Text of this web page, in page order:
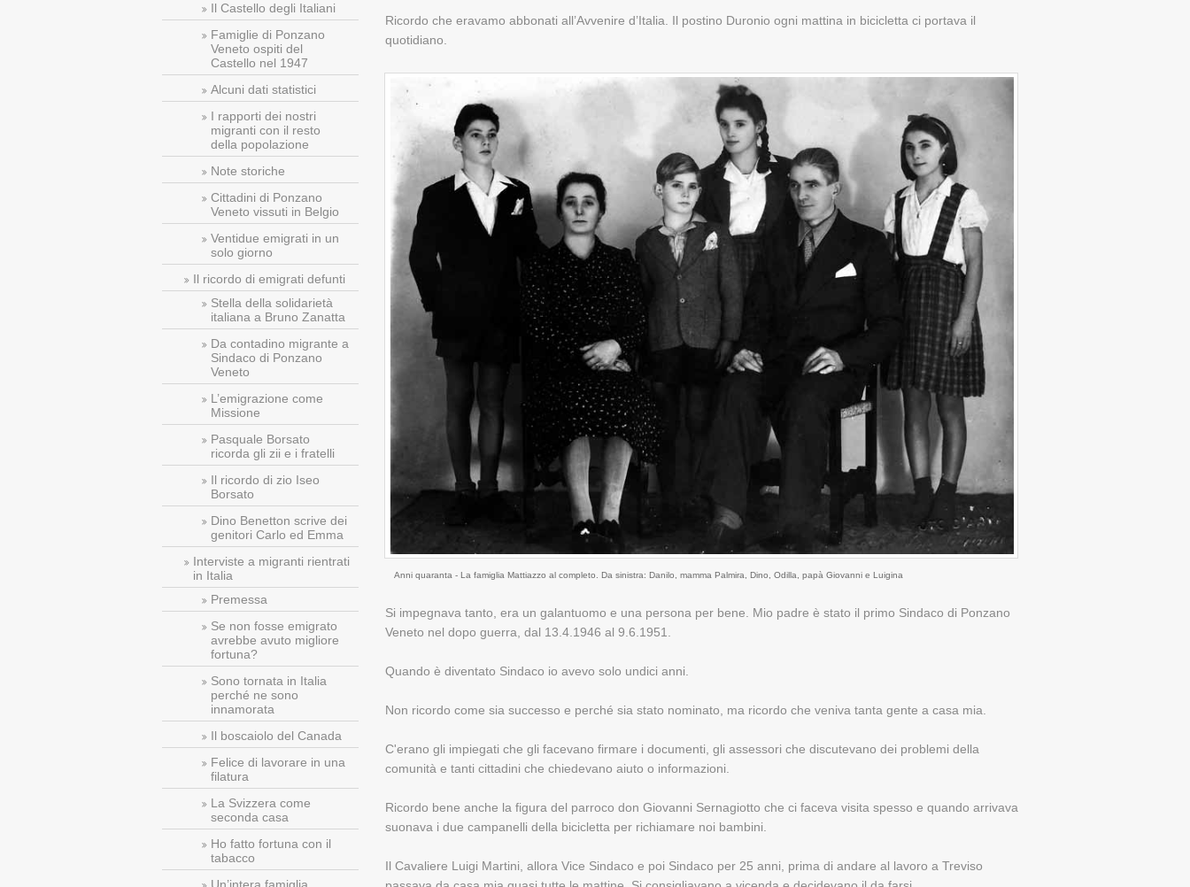
Il Castello degli Italiani
Famiglie di Ponzano
Veneto ospiti del
Castello nel 1947
Alcuni dati statistici
I rapporti dei nostri
migranti con il resto
della popolazione
Note storiche
Cittadini di Ponzano
Veneto vissuti in Belgio
Ventidue emigrati in un
solo giorno
Il ricordo di emigrati defunti
Stella della solidarietà
italiana a Bruno Zanatta
Da contadino migrante a
Sindaco di Ponzano
Veneto
L’emigrazione come
Missione
Pasquale Borsato
ricorda gli zii e i fratelli
Il ricordo di zio Iseo
Borsato
Dino Benetton scrive dei
genitori Carlo ed Emma
Interviste a migranti rientrati
in Italia
Premessa
Se non fosse emigrato
avrebbe avuto migliore
fortuna?
Sono tornata in Italia
perché ne sono
innamorata
Il boscaiolo del Canada
Felice di lavorare in una
filatura
La Svizzera come
seconda casa
Ho fatto fortuna con il
tabacco
Ricordo che eravamo abbonati all’Avvenire d’Italia. Il postino Duronio ogni mattina in bicicletta ci portava il
quotidiano.
Anni quaranta - La famiglia Mattiazzo al completo. Da sinistra: Danilo, mamma Palmira, Dino, Odilla, papà Giovanni e Luigina
Si impegnava tanto, era un galantuomo e una persona per bene. Mio padre è stato il primo Sindaco di Ponzano
Veneto nel dopo guerra, dal 13.4.1946 al 9.6.1951.
Quando è diventato Sindaco io avevo solo undici anni.
Non ricordo come sia successo e perché sia stato nominato, ma ricordo che veniva tanta gente a casa mia.
C'erano gli impiegati che gli facevano firmare i documenti, gli assessori che discutevano dei problemi della
comunità e tanti cittadini che chiedevano aiuto o informazioni.
Ricordo bene anche la figura del parroco don Giovanni Sernagiotto che ci faceva visita spesso e quando arrivava
suonava i due campanelli della bicicletta per richiamare noi bambini.
Il Cavaliere Luigi Martini, allora Vice Sindaco e poi Sindaco per 25 anni, prima di andare al lavoro a Treviso